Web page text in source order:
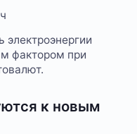
электроэнергии
фактором при
к новым